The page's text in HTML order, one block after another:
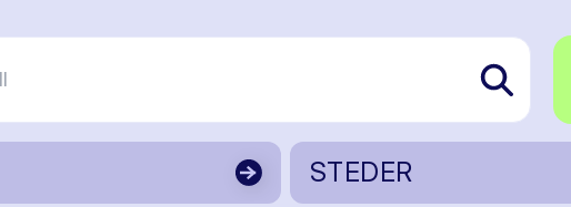
STEDER